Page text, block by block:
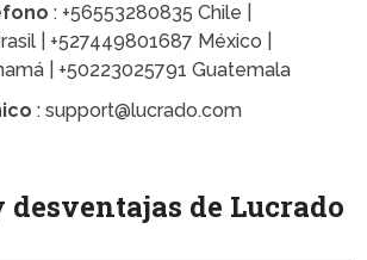
: +56553280835 Chile |
| +527449801687 México |
| +50223025791 Guatemala
: support@lucrado.com
desventajas de Lucrado